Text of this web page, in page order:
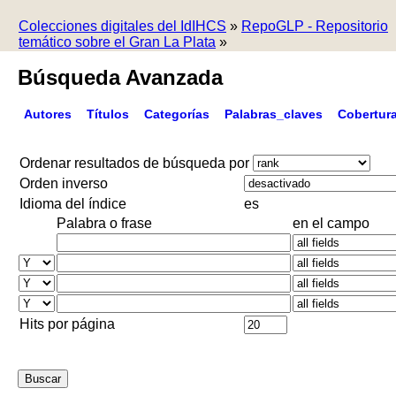
Colecciones digitales del IdIHCS » RepoGLP - Repositorio
temático sobre el Gran La Plata »
Búsqueda Avanzada
Autores Títulos Categorías Palabras_claves
Ordenar resultados de búsqueda por
Orden inverso
Idioma del índice
es
Palabra o frase
en el campo
Hits por página